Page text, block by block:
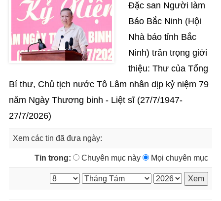
Đặc san Người làm
Báo Bắc Ninh (Hội
Nhà báo tỉnh Bắc
Ninh) trân trọng giới
thiệu: Thư của Tổng
Bí thư, Chủ tịch nước Tô Lâm nhân dịp kỷ niệm 79
năm Ngày Thương binh - Liệt sĩ (27/7/1947-
27/7/2026)
Xem các tin đã đưa ngày:
Tin trong: Chuyên mục này Mọi chuyên mục